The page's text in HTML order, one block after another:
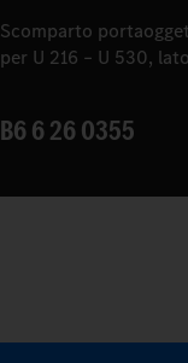
Scomparto
per U 216 – U 530,
B6 6 26 0355